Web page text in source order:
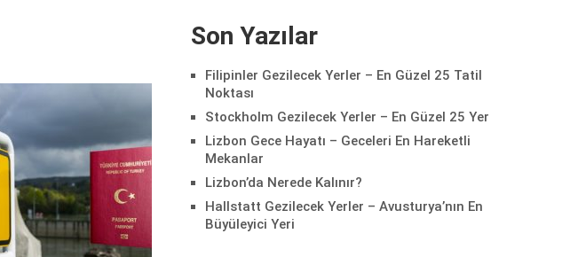
Son Yazılar
Filipinler Gezilecek Yerler – En Güzel 25 Tatil
Noktası
Stockholm Gezilecek Yerler – En Güzel 25 Yer
Lizbon Gece Hayatı – Geceleri En Hareketli
Mekanlar
Lizbon’da Nerede Kalınır?
Hallstatt Gezilecek Yerler – Avusturya’nın En
Büyüleyici Yeri